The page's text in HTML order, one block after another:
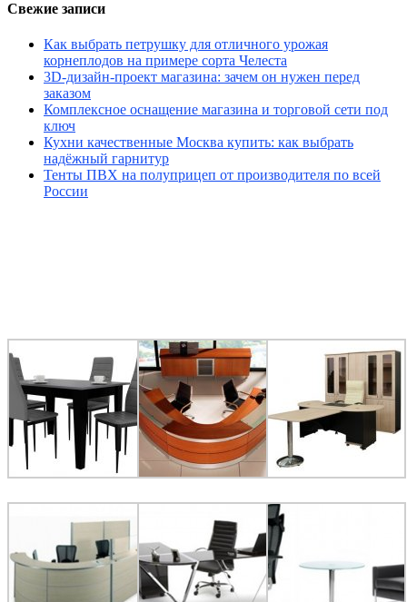
Свежие записи
Как выбрать петрушку для отличного урожая
корнеплодов на примере сорта Челеста
3D-дизайн-проект магазина: зачем он нужен перед
заказом
Комплексное оснащение магазина и торговой сети под
ключ
Кухни качественные Москва купить: как выбрать
надёжный гарнитур
Тенты ПВХ на полуприцеп от производителя по всей
России